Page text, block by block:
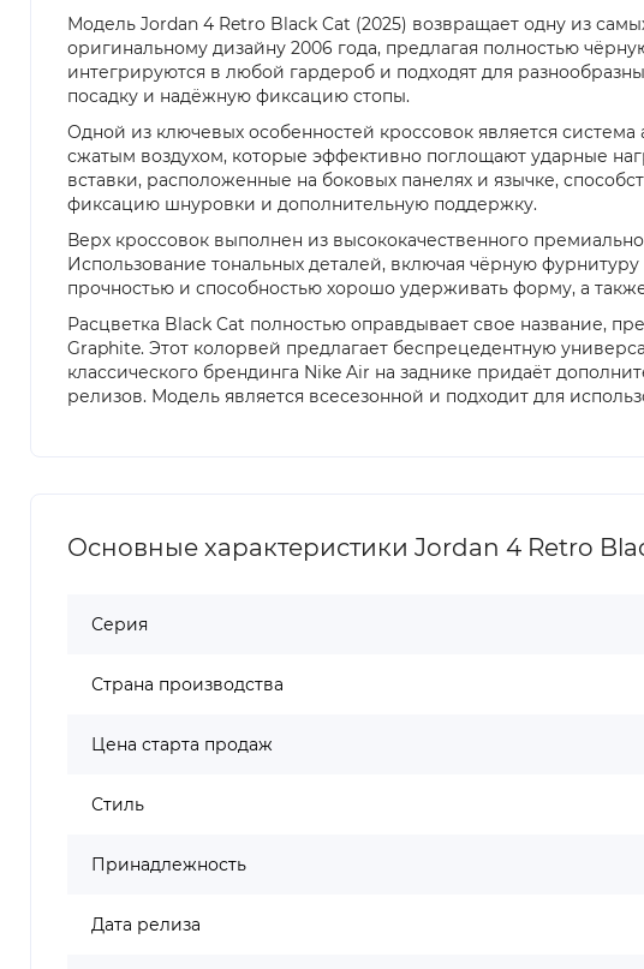
Модель Jordan 4 Retro Black Cat (2025) возвращает одну из
оригинальному дизайну 2006 года, предлагая полностью
интегрируются в любой гардероб и подходят для
посадку и надёжную фиксацию стопы.
Одной из ключевых особенностей кроссовок является
сжатым воздухом, которые эффективно поглощают ударные
вставки, расположенные на боковых панелях и язычке,
фиксацию шнуровки и дополнительную поддержку.
Верх кроссовок выполнен из высококачественного
Использование тональных деталей, включая чёрную
прочностью и способностью хорошо удерживать форму, а
Расцветка Black Cat полностью оправдывает свое название,
Graphite. Этот колорвей предлагает беспрецедентную
классического брендинга Nike Air на заднике придаёт
релизов. Модель является всесезонной и подходит для
Основные характеристики Jordan 4 Retro
Серия
Страна производства
Цена старта продаж
Стиль
Принадлежность
Дата релиза